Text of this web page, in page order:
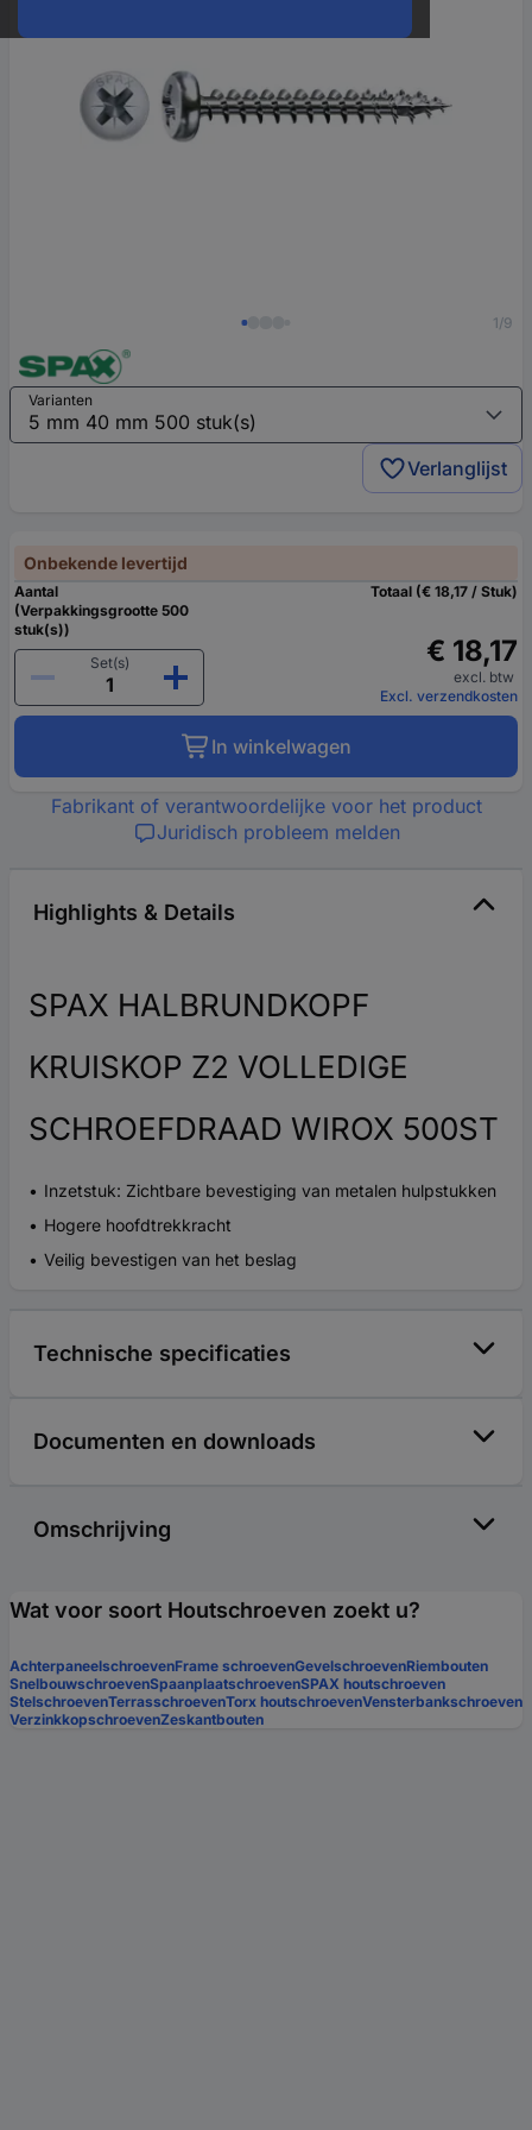
1/9
Varianten
Verlanglijst
Onbekende levertijd
Aantal
(Verpakkingsgrootte 500
stuk(s))
Set(s)
Totaal (€ 18,17 / Stuk)
€ 18,17
excl. btw
Excl. verzendkosten
In winkelwagen
Fabrikant of verantwoordelijke voor het product
Juridisch probleem melden
Highlights & Details
SPAX HALBRUNDKOPF
KRUISKOP Z2 VOLLEDIGE
SCHROEFDRAAD WIROX 500ST
Inzetstuk: Zichtbare bevestiging van metalen hulpstukken
Hogere hoofdtrekkracht
Veilig bevestigen van het beslag
Technische specificaties
Documenten en downloads
Omschrijving
Wat voor soort Houtschroeven zoekt u?
AchterpaneelschroevenFrame schroevenGevelschroevenRiembouten
SnelbouwschroevenSpaanplaatschroevenSPAX houtschroeven
StelschroevenTerrasschroevenTorx houtschroevenVensterbankschroeven
VerzinkkopschroevenZeskantbouten